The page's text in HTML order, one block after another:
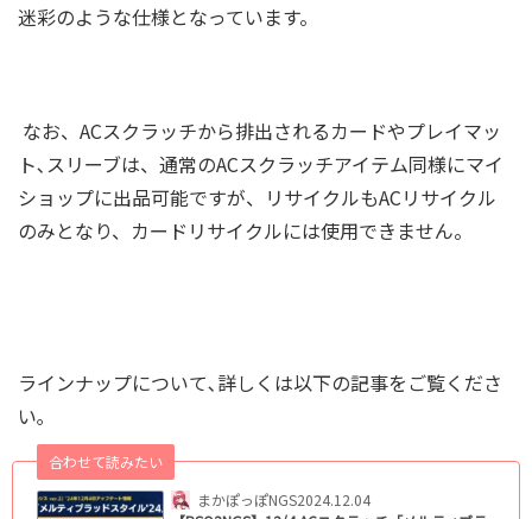
迷彩のような仕様となっています。
なお、ACスクラッチから排出されるカードやプレイマッ
ト､スリーブは、通常のACスクラッチアイテム同様にマイ
ショップに出品可能ですが、リサイクルもACリサイクル
のみとなり、カードリサイクルには使用できません。
ラインナップについて､詳しくは以下の記事をご覧くださ
い｡
まかぽっぽNGS
合わせて読みたい
2024.12.04